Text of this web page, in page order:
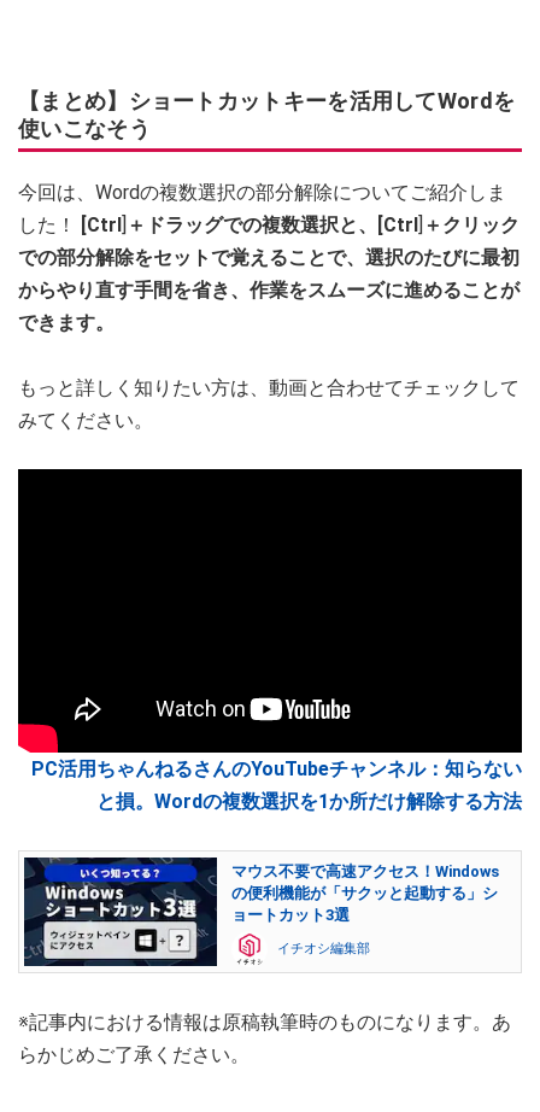
【まとめ】ショートカットキーを活用してWordを
使いこなそう
今回は、Wordの複数選択の部分解除についてご紹介しま
した！
[Ctrl] ＋ドラッグでの複数選択と、[Ctrl] ＋クリック
での部分解除をセットで覚えることで、選択のたびに最初
からやり直す手間を省き、作業をスムーズに進めることが
できます。
もっと詳しく知りたい方は、動画と合わせてチェックして
みてください。
PC活用ちゃんねるさんのYouTubeチャンネル：知らない
と損。Wordの複数選択を1か所だけ解除する方法
マウス不要で高速アクセス！Windows
の便利機能が「サクッと起動する」シ
ョートカット3選
イチオシ編集部
※記事内における情報は原稿執筆時のものになります。あ
らかじめご了承ください。